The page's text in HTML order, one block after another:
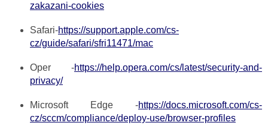
zakazani-cookies
Safari-https://support.apple.com/cs-
cz/guide/safari/sfri11471/mac
Oper -https://help.opera.com/cs/latest/security-and-
privacy/
Microsoft Edge -https://docs.microsoft.com/cs-
cz/sccm/compliance/deploy-use/browser-profiles